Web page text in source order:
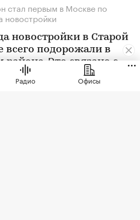
стал первым в Москве по
новостройки
новостройки в Старой
всего подорожали в
Это связано с
нового
Радио Офисы